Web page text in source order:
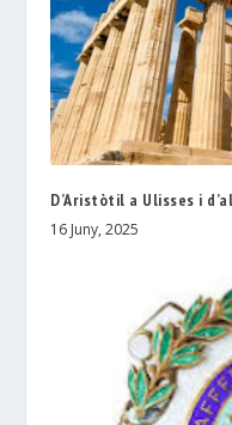
D’Aristòtil a Ulisses i
16 Juny, 2025